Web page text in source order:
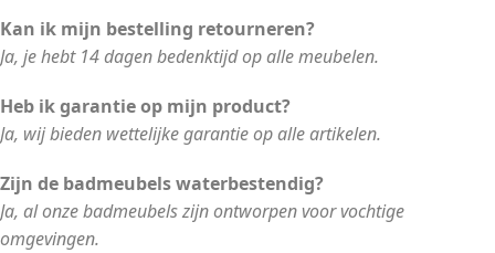
Kan ik mijn bestelling retourneren?
Ja, je hebt 14 dagen bedenktijd op alle meubelen.
Heb ik garantie op mijn product?
Ja, wij bieden wettelijke garantie op alle artikelen.
Zijn de badmeubels waterbestendig?
Ja, al onze badmeubels zijn ontworpen voor vochtige
omgevingen.